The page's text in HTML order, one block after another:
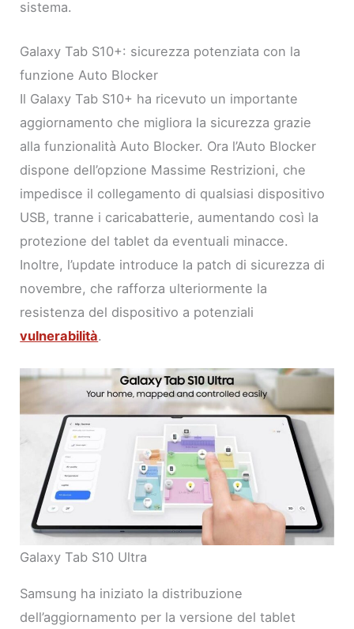
sistema.
Galaxy Tab S10+: sicurezza potenziata con la
funzione Auto Blocker
Il Galaxy Tab S10+ ha ricevuto un importante
aggiornamento che migliora la sicurezza grazie
alla funzionalità Auto Blocker. Ora l’Auto Blocker
dispone dell’opzione Massime Restrizioni, che
impedisce il collegamento di qualsiasi dispositivo
USB, tranne i caricabatterie, aumentando così la
protezione del tablet da eventuali minacce.
Inoltre, l’update introduce la patch di sicurezza di
novembre, che rafforza ulteriormente la
resistenza del dispositivo a potenziali
vulnerabilità.
Galaxy Tab S10 Ultra
Samsung ha iniziato la distribuzione
dell’aggiornamento per la versione del tablet